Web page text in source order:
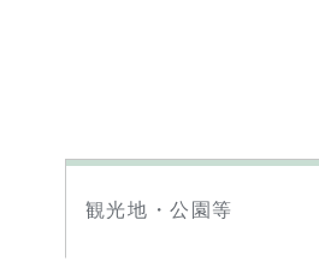
観光地・公園等